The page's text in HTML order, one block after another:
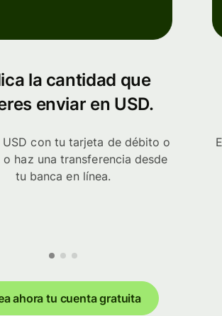
la cantidad que
enviar en USD.
USD con tu tarjeta de débito o
haz una transferencia desde
tu banca en línea.
ahora tu cuenta gratuita